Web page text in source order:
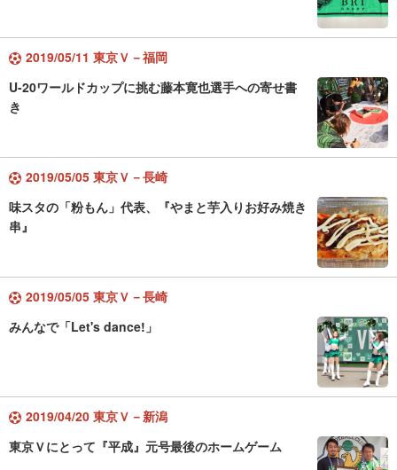
2019/05/11 東京Ｖ－福岡
U-20ワールドカップに挑む藤本寛也選手への寄せ書
き
2019/05/05 東京Ｖ－長崎
味スタの「粉もん」代表、『やまと芋入りお好み焼き
串』
2019/05/05 東京Ｖ－長崎
みんなで「Let's dance!」
2019/04/20 東京Ｖ－新潟
東京Ｖにとって『平成』元号最後のホームゲーム